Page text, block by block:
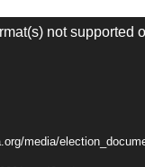
not supported
media/